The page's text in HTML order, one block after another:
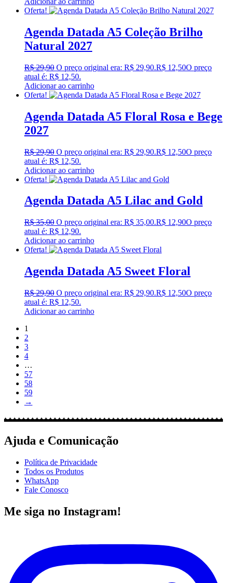
Oferta!
Agenda Datada A5 Coleção Brilho
Natural 2027
R$29,90 O preço original era: R$ 29,90.R$ 12,50O preço
atual é: R$ 12,50.
Adicionar ao carrinho
Oferta!
Agenda Datada A5 Floral Rosa e Bege
2027
R$29,90 O preço original era: R$ 29,90.R$ 12,50O preço
atual é: R$ 12,50.
Adicionar ao carrinho
Oferta!
Agenda Datada A5 Lilac and Gold
R$35,00 O preço original era: R$ 35,00.R$ 12,90O preço
atual é: R$ 12,90.
Adicionar ao carrinho
Oferta!
Agenda Datada A5 Sweet Floral
R$29,90 O preço original era: R$ 29,90.R$ 12,50O preço
atual é: R$ 12,50.
Adicionar ao carrinho
1
2
3
4
…
57
58
59
→
Ajuda e Comunicação
Política de Privacidade
Todos os Produtos
WhatsApp
Fale Conosco
Me siga no Instagram!